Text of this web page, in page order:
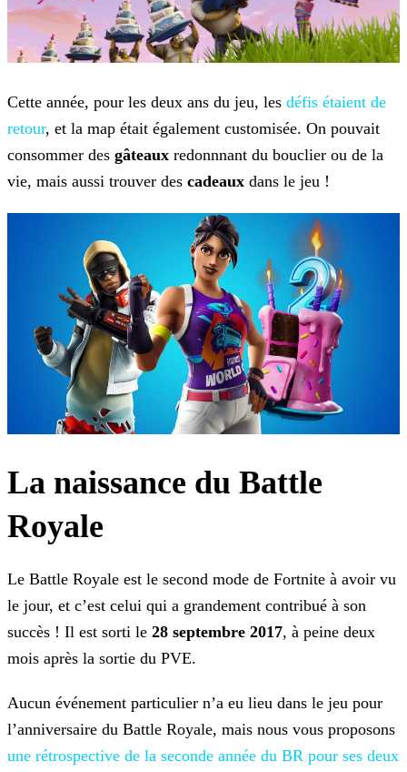
Cette année, pour les deux ans du jeu, les défis étaient de
retour, et la map était également customisée. On pouvait
consommer des gâteaux redonnnant du bouclier ou de la
vie, mais aussi trouver des cadeaux dans le jeu !
La naissance du Battle
Royale
Le Battle Royale est le second mode de Fortnite à avoir vu
le jour, et c’est celui qui a grandement contribué à son
succès ! Il est sorti le 28 septembre 2017, à peine deux
mois après la sortie du PVE.
Aucun événement particulier n’a eu lieu dans le jeu pour
l’anniversaire du Battle Royale, mais nous vous proposons
une rétrospective de la seconde année du BR pour ses deux